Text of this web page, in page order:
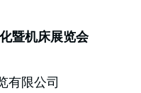
暨机床展览会
有限公司